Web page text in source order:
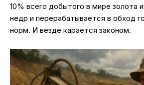
10% всего добытого в мире золота
недр и перерабатывается в обход
норм. И везде карается законом.